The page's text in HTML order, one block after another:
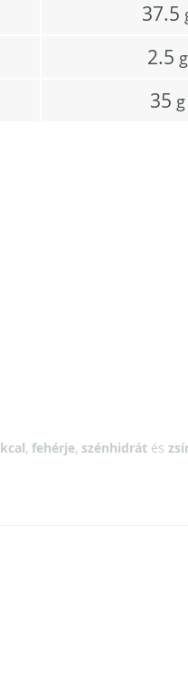
37.5
2.5 g
35 g
kcal, fehérje, szénhidrát és